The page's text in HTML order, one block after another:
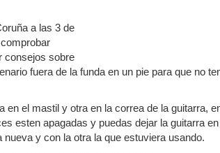
a las 3 de
consejos sobre
fuera de la funda en un pie para que no
el mastil y otra en la correa de la guitarra,
esten apagadas y puedas dejar la guitarra
y con la otra la que estuviera usando.